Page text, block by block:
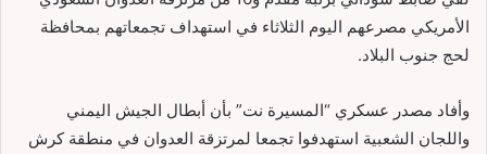
الأمريكي مصرعهم اليوم الثلاثاء في استهداف تجمعاتهم بمحافظة
لحج جنوب البلاد.
وأفاد مصدر عسكري “المسيرة نت” بأن أبطال الجيش اليمني
واللجان الشعبية استهدفوا تجمعا لمرتزقة العدوان في منطقة كرش